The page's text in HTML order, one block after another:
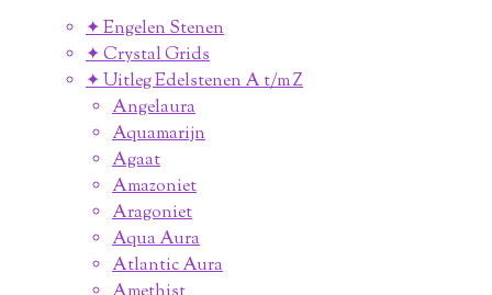
✦ Engelen Stenen
✦ Crystal Grids
✦ Uitleg Edelstenen A t/m Z
Angelaura
Aquamarijn
Agaat
Amazoniet
Aragoniet
Aqua Aura
Atlantic Aura